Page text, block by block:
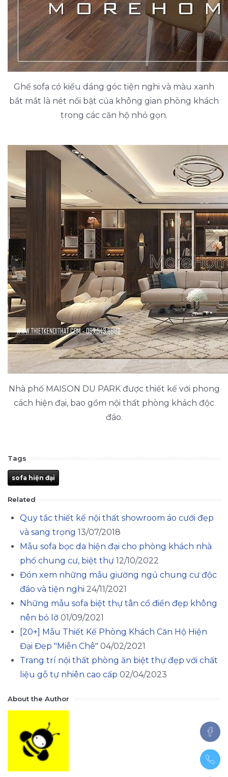
Ghế sofa có kiểu dáng góc tiện nghi và màu xanh
bắt mắt là nét nổi bật của không gian phòng khách
trong các căn hộ nhỏ gọn.
Nhà phố MAISON DU PARK được thiết kế với phong
cách hiện đại, bao gồm nội thất phòng khách độc
đáo.
Tags
sofa hiện đại
Related
Quy tắc thiết kế nội thất showroom áo cưới đẹp
và sang trọng 13/07/2018
Mẫu sofa bọc da hiện đại cho phòng khách nhà
phố chung cư, biệt thự 12/10/2022
Đón xem những mẫu giường ngủ chung cư độc
đáo và tiện nghi 24/11/2021
Những mẫu sofa biệt thự tân cổ điển đẹp không
nên bỏ lỡ 01/09/2021
[20+] Mẫu Thiết Kế Phòng Khách Căn Hộ Hiện
Đại Đẹp "Miễn Chê" 04/02/2021
Trang trí nội thất phòng ăn biệt thự đẹp với chất
liệu gỗ tự nhiên cao cấp 02/04/2023
About the Author